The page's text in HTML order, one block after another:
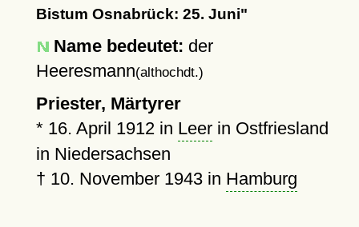
Bistum Osnabrück: 25. Juni"
Name bedeutet: der
Heeresmann(althochdt.)
Priester, Märtyrer
* 16. April 1912in Leerin Ostfriesland
in Niedersachsen
† 10. November 1943in Hamburg